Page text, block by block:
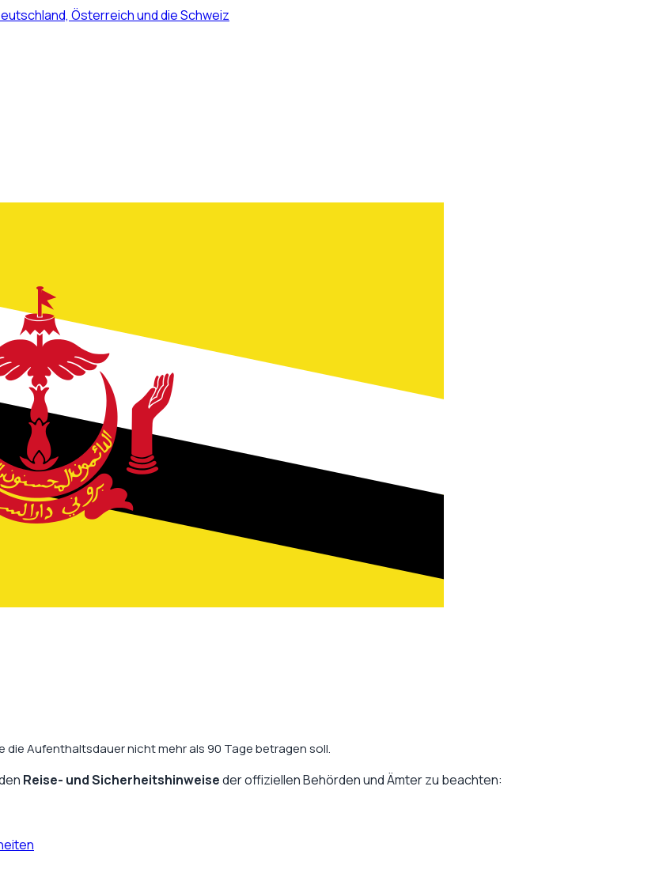
Österreich und die Schweiz
die Aufenthaltsdauer nicht mehr als 90 Tage betragen soll.
Reise- und Sicherheitshinweiseder offiziellen Behörden und Ämter zu beachten: